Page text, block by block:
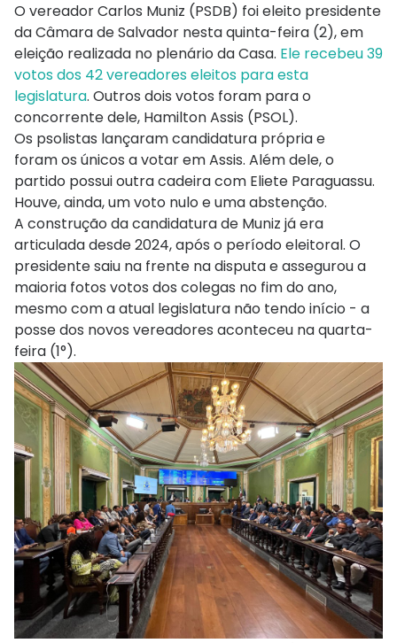
O vereador Carlos Muniz (PSDB) foi eleito presidente
da Câmara de Salvador nesta quinta-feira (2), em
eleição realizada no plenário da Casa. Ele recebeu 39
votos dos 42 vereadores eleitos para esta
legislatura. Outros dois votos foram para o
concorrente dele, Hamilton Assis (PSOL).
Os psolistas lançaram candidatura própria e
foram os únicos a votar em Assis. Além dele, o
partido possui outra cadeira com Eliete Paraguassu.
Houve, ainda, um voto nulo e uma abstenção.
A construção da candidatura de Muniz já era
articulada desde 2024, após o período eleitoral. O
presidente saiu na frente na disputa e assegurou a
maioria fotos votos dos colegas no fim do ano,
mesmo com a atual legislatura não tendo início - a
posse dos novos vereadores aconteceu na quarta-
feira (1°).